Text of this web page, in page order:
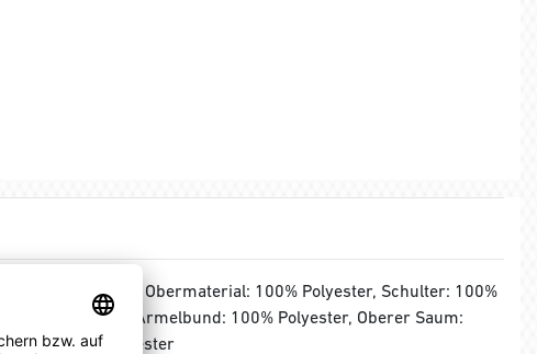
MATERIAL:
Obermaterial: 100% Polyester, Schulter: 100%
Polyester, Ärmelbund: 100% Polyester, Oberer Saum:
100% Polyester